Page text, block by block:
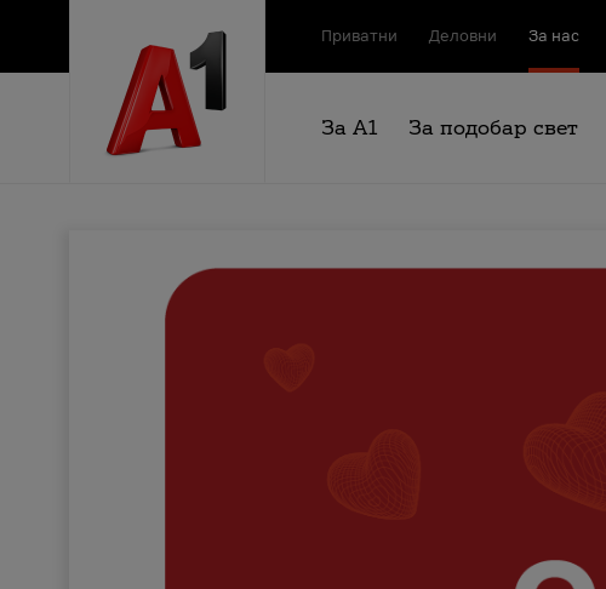
Приватни Деловни За нас
За А1 За подобар свет